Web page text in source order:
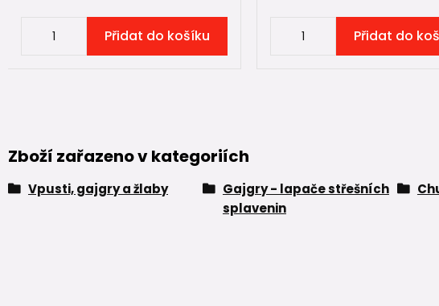
Přidat do košíku Přidat do
Zboží zařazeno v kategoriích
Vpusti, gajgry a žlaby
Gajgry - lapače střešních
splavenin